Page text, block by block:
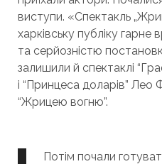
виступи. «Спектакль
харківську публіку
та серйозністю
залишили й спектаклі
і “Принцеса доларів” Лео
“Жрицею вогню”.
Потім почали